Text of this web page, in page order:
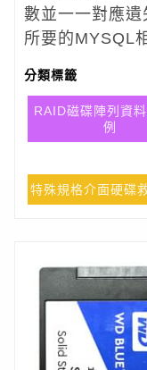
數並一一對應遺
所要的MYSQL
分類標籤
RAID磁碟陣列資
例
特殊規格介面硬碟